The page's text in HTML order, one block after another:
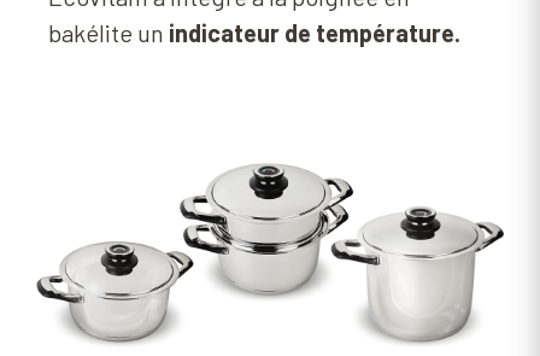
bakélite un indicateur de température.